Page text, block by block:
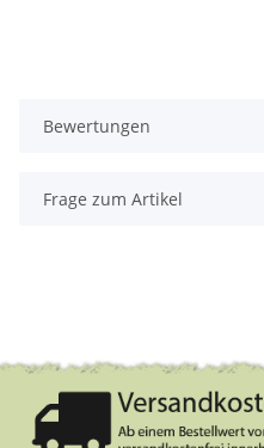
Bewertungen
Frage zum Artikel